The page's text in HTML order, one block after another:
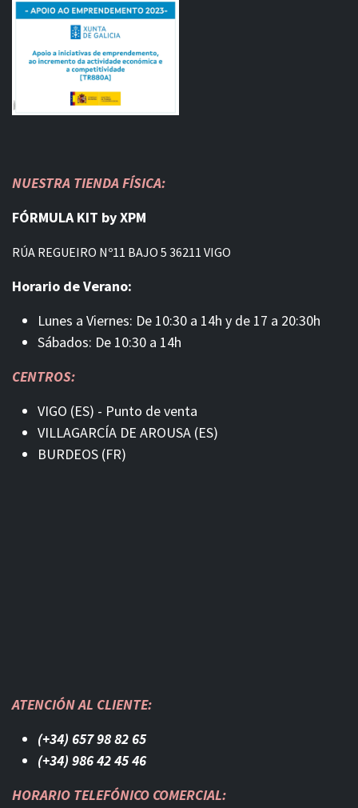
NUESTRA TIENDA FÍSICA:
FÓRMULA KIT by XPM
RÚA REGUEIRO Nº11 BAJO 5 36211 VIGO
Horario de Verano:
Lunes a Viernes: De 10:30 a 14h y de 17 a 20:30h
Sábados: De 10:30 a 14h
CENTROS:
VIGO (ES) - Punto de venta
VILLAGARCÍA DE AROUSA (ES)
BURDEOS (FR)
ATENCIÓN AL CLIENTE:
(+34) 657 98 82 65
(+34) 986 42 45 46​
HORARIO TELEFÓNICO COMERCIAL: